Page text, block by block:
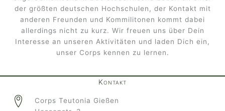
der größten deutschen Hochschulen, der Kontakt mit
anderen Freunden und Kommilitonen kommt dabei
allerdings nicht zu kurz. Wir freuen uns über Dein
Interesse an unseren Aktivitäten und laden Dich ein,
unser Corps kennen zu lernen.
Kontakt
Corps Teutonia Gießen